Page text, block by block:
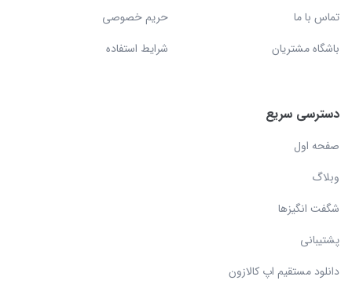
تماس با ما
باشگاه مشتریان
حریم خصوصی
شرایط استفاده
دسترسی سریع
صفحه اول
وبلاگ
شگفت انگیزها
پشتیبانی
دانلود مستقیم اپ کالازون